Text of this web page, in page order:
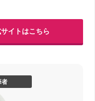
イトはこちら
者